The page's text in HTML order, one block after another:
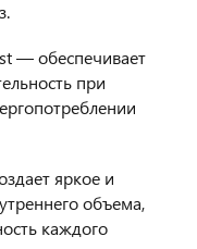
— обеспечивает
при
яркое и
объема,
каждого